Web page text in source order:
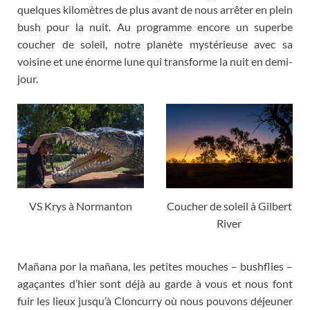
quelques kilomètres de plus avant de nous arrêter en plein
bush pour la nuit. Au programme encore un superbe
coucher de soleil, notre planète mystérieuse avec sa
voisine et une énorme lune qui transforme la nuit en demi-
jour.
VS Krys à Normanton
Coucher de soleil à Gilbert
River
Mañana por la mañana, les petites mouches – bushflies –
agaçantes d’hier sont déjà au garde à vous et nous font
fuir les lieux jusqu’à Cloncurry où nous pouvons déjeuner